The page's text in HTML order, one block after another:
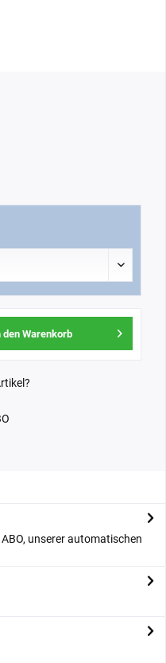
den Warenkorb
unserer automatischen